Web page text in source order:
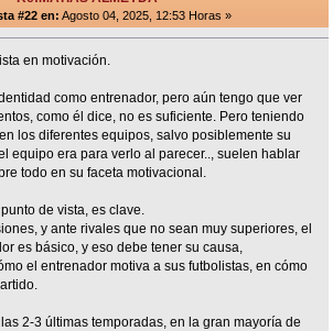
#22 en: Agosto 04, 2025, 12:53 Horas »
en motivación.
como entrenador, pero aún tengo que ver
como él dice, no es suficiente. Pero teniendo
los diferentes equipos, salvo posiblemente su
equipo era para verlo al parecer.., suelen hablar
todo en su faceta motivacional.
de vista, es clave.
y ante rivales que no sean muy superiores, el
es básico, y eso debe tener su causa,
el entrenador motiva a sus futbolistas, en cómo
2-3 últimas temporadas, en la gran mayoría de